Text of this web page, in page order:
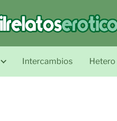
Intercambios Hetero